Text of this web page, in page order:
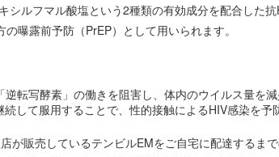
シルフマル酸塩という2種類の有効成分を配合した
曝露前予防（PrEP）として用いられます。
転写酵素」の働きを阻害し、体内のウイルス量を
して服用することで、性的接触によるHIV感染を
が販売しているテンビルEMをご自宅に配達するま